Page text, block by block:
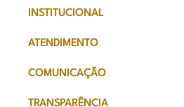
INSTITUCIONAL
ATENDIMENTO
COMUNICAÇÃO
TRANSPARÊNCIA